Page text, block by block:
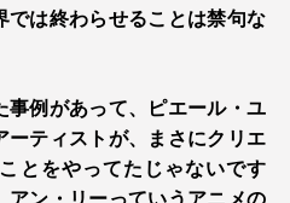
では終わらせることは禁句な
事例があって、ピエール・ユ
ーティストが、まさにクリエ
とをやってたじゃないです
アン・リーっていうアニメの